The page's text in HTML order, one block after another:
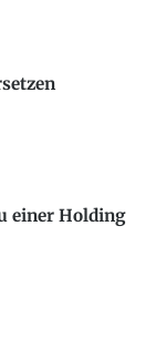
einer Holding